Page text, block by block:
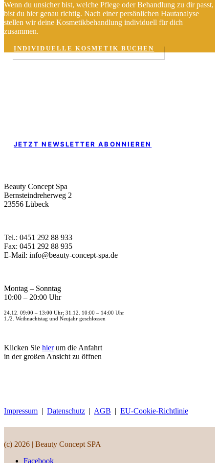
Wenn du unsicher bist, welche Pflege oder Behandlung zu dir passt,
bist du hier genau richtig. Nach einer persönlichen Hautanalyse
stellen wir deine Kosmetikbehandlung individuell für dich
zusammen.
INDIVIDUELLE KOSMETIK BUCHEN
JETZT NEWSLETTER ABONNIEREN
Beauty Concept Spa
Bernsteindreherweg 2
23556 Lübeck
Tel.: 0451 292 88 933
Fax: 0451 292 88 935
E-Mail: info@beauty-concept-spa.de
Montag – Sonntag
10:00 – 20:00 Uhr
24.12. 09:00 – 13:00 Uhr; 31.12. 10:00 – 14:00 Uhr
1./2. Weihnachtstag und Neujahr geschlossen
Klicken Sie hierum die Anfahrt
in der großen Ansicht zu öffnen
Impressum | Datenschutz | AGB | EU-Cookie-Richtlinie
(c) 2026 | Beauty Concept SPA
Facebook